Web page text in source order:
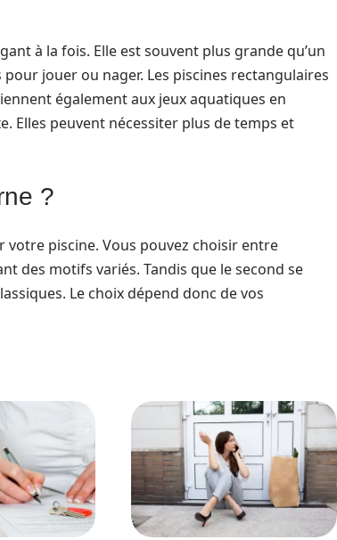
à la fois. Elle est souvent plus grande qu’un
jouer ou nager. Les piscines rectangulaires
également aux jeux aquatiques en
Elles peuvent nécessiter plus de temps et
?
piscine. Vous pouvez choisir entre
des motifs variés. Tandis que le second se
Le choix dépend donc de vos